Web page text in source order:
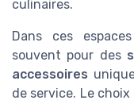
culinaires.
Dans ces
souvent pour des
accessoires
de service. Le choix